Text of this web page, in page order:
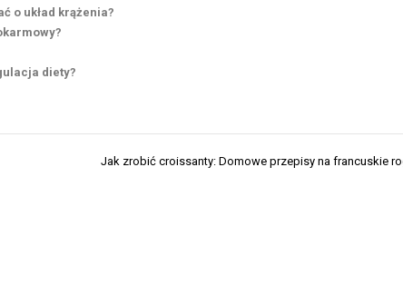
o układ krążenia?
diety?
Jak zrobić croissanty: Domowe przepisy na francuskie